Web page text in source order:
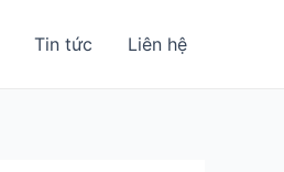
Tin tức Liên hệ